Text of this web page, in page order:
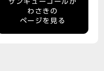
サンキューコールか
わさきの
ページを見る